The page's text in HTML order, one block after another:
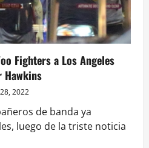
Fighters a Los Angeles
Hawkins
2022
de banda ya
luego de la triste noticia